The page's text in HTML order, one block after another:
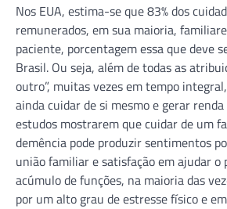
Nos EUA, estima-se que 83% dos
remunerados, em sua maioria,
paciente, porcentagem essa que deve
Brasil. Ou seja, além de todas as
outro”, muitas vezes em tempo
ainda cuidar de si mesmo e gerar
estudos mostrarem que cuidar de um
demência pode produzir sentimentos
união familiar e satisfação em ajudar o
acúmulo de funções, na maioria das
por um alto grau de estresse físico e